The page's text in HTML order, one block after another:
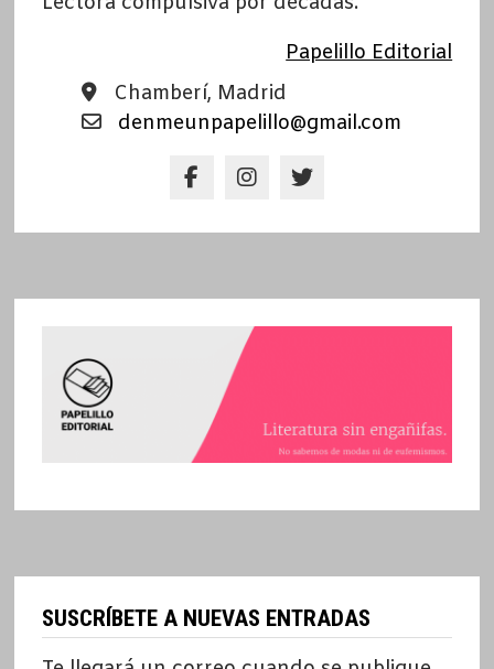
Papelillo Editorial
Chamberí, Madrid
denmeunpapelillo@gmail.com
SUSCRÍBETE A NUEVAS ENTRADAS